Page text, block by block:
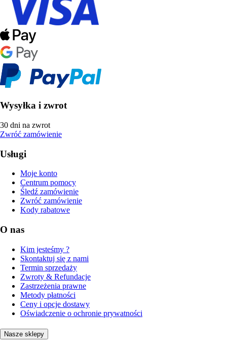
Wysyłka i zwrot
30 dni na zwrot
Zwróć zamówienie
Usługi
Moje konto
Centrum pomocy
Śledź zamówienie
Zwróć zamówienie
Kody rabatowe
O nas
Kim jesteśmy ?
Skontaktuj się z nami
Termin sprzedaży
Zwroty & Refundacje
Zastrzeżenia prawne
Metody płatności
Ceny i opcje dostawy
Oświadczenie o ochronie prywatności
Nasze sklepy